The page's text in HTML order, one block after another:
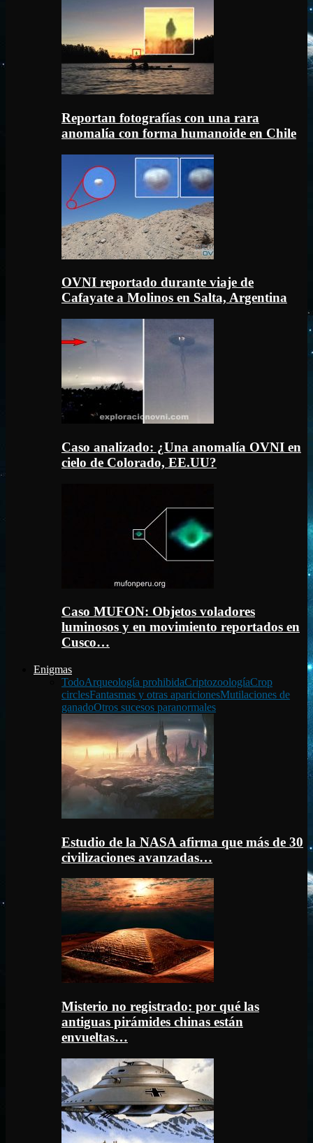
Reportan fotografías con una rara
anomalía con forma humanoide en Chile
OVNI reportado durante viaje de
Cafayate a Molinos en Salta, Argentina
Caso analizado: ¿Una anomalía OVNI en
cielo de Colorado, EE.UU?
Caso MUFON: Objetos voladores
luminosos y en movimiento reportados en
Cusco…
Enigmas
TodoArqueología prohibidaCriptozoologíaCrop
circlesFantasmas y otras aparicionesMutilaciones de
ganadoOtros sucesos paranormales
Estudio de la NASA afirma que más de 30
civilizaciones avanzadas…
Misterio no registrado: por qué las
antiguas pirámides chinas están
envueltas…